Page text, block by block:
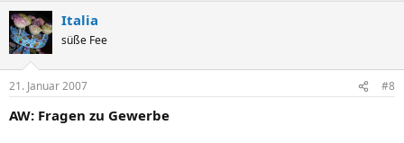
Italia
süße Fee
21. Januar 2007 #8
AW: Fragen zu Gewerbe